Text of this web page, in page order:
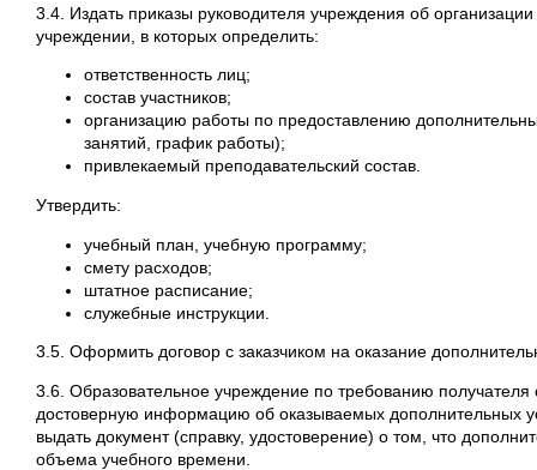
3.4. Издать приказы руководителя учреждения об
учреждении, в которых определить:
ответственность лиц;
состав участников;
организацию работы по предоставлению
занятий, график работы);
привлекаемый преподавательский состав.
Утвердить:
учебный план, учебную программу;
смету расходов;
штатное расписание;
служебные инструкции.
3.5. Оформить договор с заказчиком на оказание
3.6. Образовательное учреждение по требованию
достоверную информацию об оказываемых дополнительных
выдать документ (справку, удостоверение) о том, что
объема учебного времени.